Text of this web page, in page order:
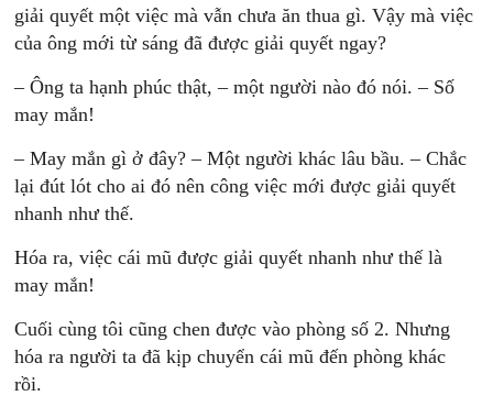
giải quyết một việc mà vẫn chưa ăn thua gì. Vậy mà việc
của ông mới từ sáng đã được giải quyết ngay?
– Ông ta hạnh phúc thật, – một người nào đó nói. – Số
may mắn!
– May mắn gì ở đây? – Một người khác lâu bầu. – Chắc
lại đút lót cho ai đó nên công việc mới được giải quyết
nhanh như thế.
Hóa ra, việc cái mũ được giải quyết nhanh như thế là
may mắn!
Cuối cùng tôi cũng chen được vào phòng số 2. Nhưng
hóa ra người ta đã kịp chuyển cái mũ đến phòng khác
rồi.